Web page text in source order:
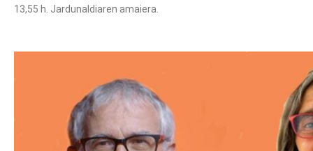
13,55 h. Jardunaldiaren amaiera.